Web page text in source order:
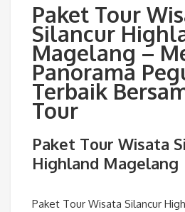
Paket Tour
Silancur
Magelang –
Panorama
Terbaik
Tour
Paket Tour Wisata
Highland Magelang
Paket Tour Wisata Silancur